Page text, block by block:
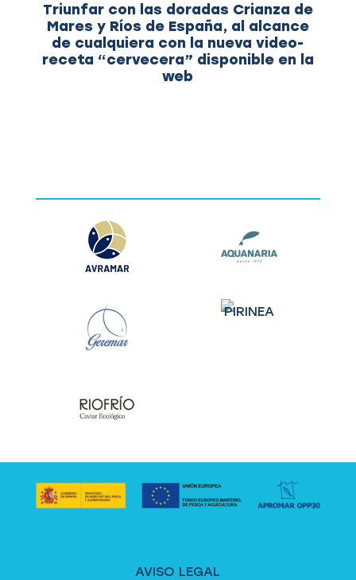
Triunfar con las doradas Crianza de
Mares y Ríos de España, al alcance
de cualquiera con la nueva video-
receta “cervecera” disponible en la
web
AVISO LEGAL